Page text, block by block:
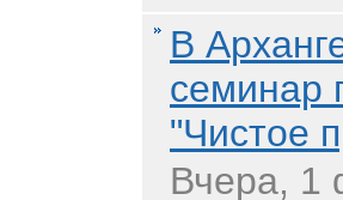
В
семинар
"Чистое
Вчера, 1